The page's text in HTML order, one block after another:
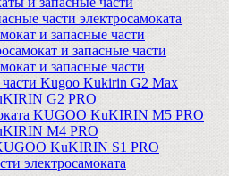
части электросамоката
и запасные части
и запасные части
и запасные части
части Kugoo Kukirin G2 Max
G2 PRO
KUGOO KuKIRIN M5 PRO
M4 PRO
KuKIRIN S1 PRO
электросамоката